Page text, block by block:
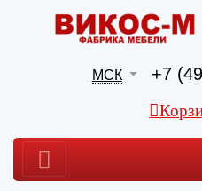
МСК +7